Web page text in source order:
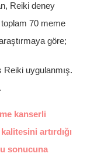
Reiki deney
70 meme
göre;
uygulanmış.
kanserli
artırdığı
sonucuna